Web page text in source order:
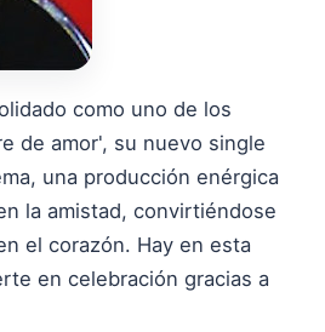
como uno de los
de amor', su nuevo single
una producción enérgica
la amistad, convirtiéndose
el corazón. Hay en esta
en celebración gracias a